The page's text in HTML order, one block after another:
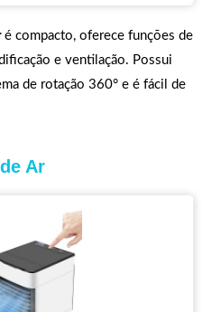
é compacto, oferece funções de
e ventilação. Possui
de rotação 360° e é fácil de
Ar